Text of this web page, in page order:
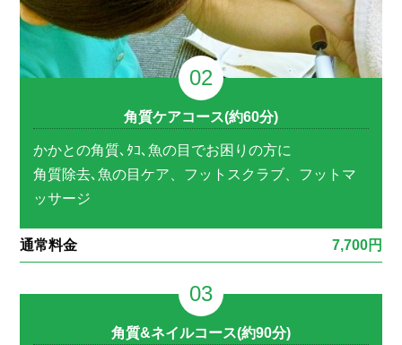
角質ケアコース(約60分)
かかとの角質､ﾀｺ､魚の目でお困りの方に
角質除去､魚の目ケア、フットスクラブ、フットマ
ッサージ
通常料金 7,700円
角質&ネイルコース(約90分)